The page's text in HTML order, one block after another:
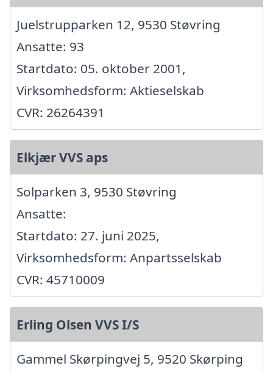
Juelstrupparken 12, 9530 Støvring
Ansatte: 93
Startdato: 05. oktober 2001,
Virksomhedsform: Aktieselskab
CVR: 26264391
Elkjær VVS aps
Solparken 3, 9530 Støvring
Ansatte:
Startdato: 27. juni 2025,
Virksomhedsform: Anpartsselskab
CVR: 45710009
Erling Olsen VVS I/S
Gammel Skørpingvej 5, 9520 Skørping